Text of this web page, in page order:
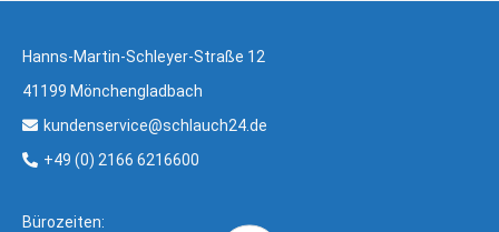
Hanns-Martin-Schleyer-Straße 12
41199 Mönchengladbach
kundenservice@schlauch24.de
+49 (0) 2166 6216600
Bürozeiten: